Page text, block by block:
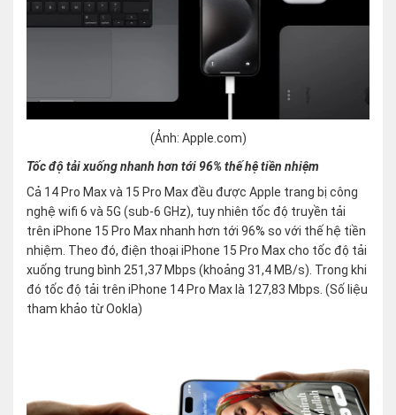
(Ảnh: Apple.com)
Tốc độ tải xuống nhanh hơn tới 96% thế hệ tiền nhiệm
Cả 14 Pro Max và 15 Pro Max đều được Apple trang bị công
nghệ wifi 6 và 5G (sub-6 GHz), tuy nhiên tốc độ truyền tải
trên iPhone 15 Pro Max nhanh hơn tới 96% so với thế hệ tiền
nhiệm. Theo đó, điện thoại iPhone 15 Pro Max cho tốc độ tải
xuống trung bình 251,37 Mbps (khoảng 31,4 MB/s). Trong khi
đó tốc độ tải trên iPhone 14 Pro Max là 127,83 Mbps. (Số liệu
tham khảo từ Ookla)